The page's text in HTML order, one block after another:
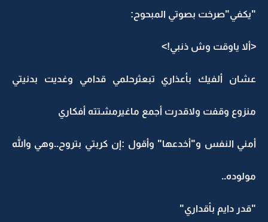
"يكفي"صرخت بصوتي المبحوح:
<ألا ياوقت وش ذنبي!>
عشان ألفيك بأعذاري تبعثرحلمي قدامي وغديت بدنيتي
منزوع وقفت ولاقدرت أجمع ماغيرمشتته أفكاري
أمني النفس و"أخدعها" وأقول :إن كربتي بتروح..وهي والله
مولوده..
"قدر دايم بأقداري"